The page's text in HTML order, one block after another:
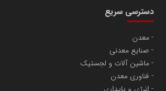
دسترسی سریع
معدن
صنایع معدنی
ماشین آلات و لجستیک
فناوری معدن